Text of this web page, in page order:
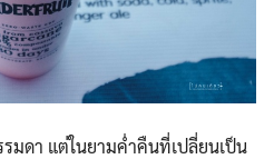
มดา แต่ในยามค่ำคืนที่เปลี่ยนเป็น